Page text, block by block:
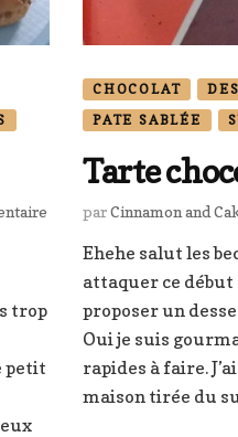
sur
trop
petit
CHOCOLAT
PATE SABLÉE
Tarte
parCinnamon and
Ehehe salut les
attaquer ce début
proposer un
Oui je suis
rapides à faire.
maison tirée du